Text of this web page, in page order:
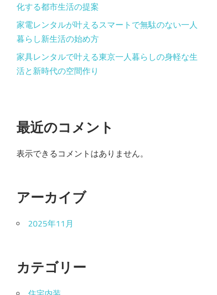
化する都市生活の提案
家電レンタルが叶えるスマートで無駄のない一人
暮らし新生活の始め方
家具レンタルで叶える東京一人暮らしの身軽な生
活と新時代の空間作り
最近のコメント
表示できるコメントはありません。
アーカイブ
2025年11月
カテゴリー